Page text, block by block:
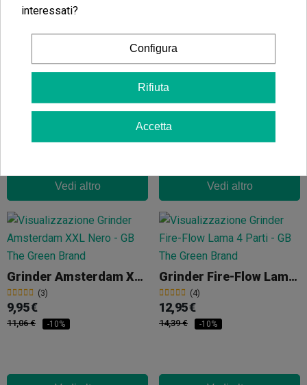
Grinder Di Alluminio 4 Parti Norddampf
39,00 €
Vedi altro
21,60 €
Vedi altro
Grinder Amsterdam XXX Nero
(3)
9,95 €
11,06 € -10%
Grinder Fire-Flow Lama 4 Parti
(4)
12,95 €
14,39 € -10%
interessati?
Configura
Rifiuta
Accetta